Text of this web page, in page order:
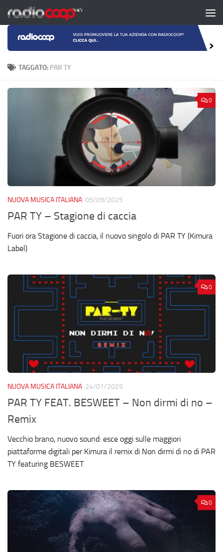
Salta al contenuto
TAGGATO: PAR TY
0
NUOVA MUSICA ITALIANA 05/09/2025
PAR TY – Stagione di caccia
Fuori ora Stagione di caccia, il nuovo singolo di PAR TY (Kimura
Label)
0
NUOVA MUSICA ITALIANA 24/01/2025
PAR TY FEAT. BESWEET – Non dirmi di no –
Remix
Vecchio brano, nuovo sound: esce oggi sulle maggiori
piattaforme digitali per Kimura il remix di Non dirmi di no di PAR
TY featuring BESWEET
0